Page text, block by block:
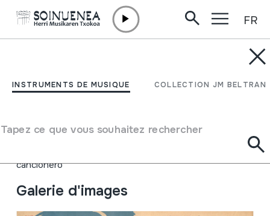
INSTRUMENTS DE MUSIQUE COLLECTION JM BELTRAN
Tapez ce que vous souhaitez rechercher
FR
Deun-Agate'n Abestijak
Origine
EUROPE->EUSKAL HERRIA
Emplacement:
cancionero
Galerie d'images